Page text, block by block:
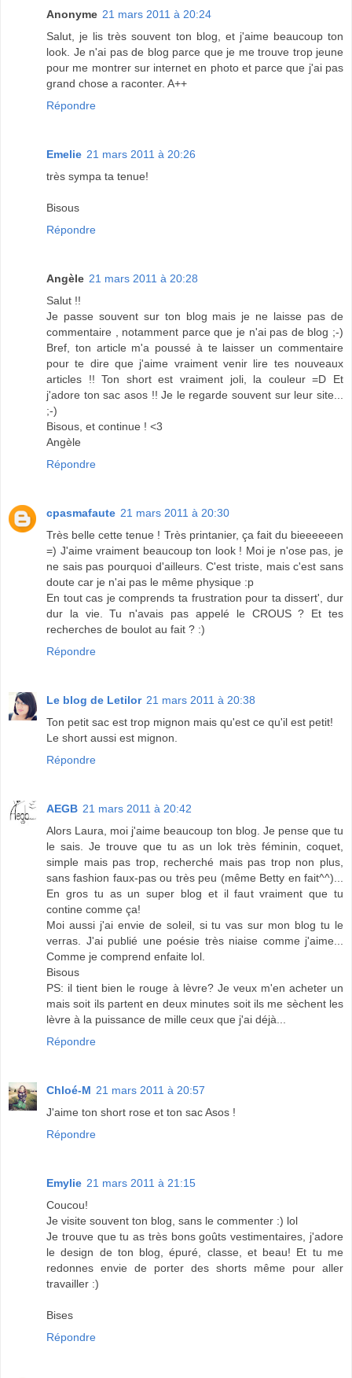
Anonyme 21 mars 2011 à 20:24
Salut, je lis très souvent ton blog, et j'aime beaucoup ton
look. Je n'ai pas de blog parce que je me trouve trop jeune
pour me montrer sur internet en photo et parce que j'ai pas
grand chose a raconter. A++
Répondre
Emelie 21 mars 2011 à 20:26
très sympa ta tenue!
Bisous
Répondre
Angèle 21 mars 2011 à 20:28
Salut !!
Je passe souvent sur ton blog mais je ne laisse pas de
commentaire , notamment parce que je n'ai pas de blog ;-)
Bref, ton article m'a poussé à te laisser un commentaire
pour te dire que j'aime vraiment venir lire tes nouveaux
articles !! Ton short est vraiment joli, la couleur =D Et
j'adore ton sac asos !! Je le regarde souvent sur leur site...
;-)
Bisous, et continue ! <3
Angèle
Répondre
cpasmafaute 21 mars 2011 à 20:30
Très belle cette tenue ! Très printanier, ça fait du bieeeeeen
=) J'aime vraiment beaucoup ton look ! Moi je n'ose pas, je
ne sais pas pourquoi d'ailleurs. C'est triste, mais c'est sans
doute car je n'ai pas le même physique :p
En tout cas je comprends ta frustration pour ta dissert', dur
dur la vie. Tu n'avais pas appelé le CROUS ? Et tes
recherches de boulot au fait ? :)
Répondre
Le blog de Letilor 21 mars 2011 à 20:38
Ton petit sac est trop mignon mais qu'est ce qu'il est petit!
Le short aussi est mignon.
Répondre
AEGB 21 mars 2011 à 20:42
Alors Laura, moi j'aime beaucoup ton blog. Je pense que tu
le sais. Je trouve que tu as un lok très féminin, coquet,
simple mais pas trop, recherché mais pas trop non plus,
sans fashion faux-pas ou très peu (même Betty en fait^^)...
En gros tu as un super blog et il faut vraiment que tu
contine comme ça!
Moi aussi j'ai envie de soleil, si tu vas sur mon blog tu le
verras. J'ai publié une poésie très niaise comme j'aime...
Comme je comprend enfaite lol.
Bisous
PS: il tient bien le rouge à lèvre? Je veux m'en acheter un
mais soit ils partent en deux minutes soit ils me sèchent les
lèvre à la puissance de mille ceux que j'ai déjà...
Répondre
Chloé-M 21 mars 2011 à 20:57
J'aime ton short rose et ton sac Asos !
Répondre
Emylie 21 mars 2011 à 21:15
Coucou!
Je visite souvent ton blog, sans le commenter :) lol
Je trouve que tu as très bons goûts vestimentaires, j'adore
le design de ton blog, épuré, classe, et beau! Et tu me
redonnes envie de porter des shorts même pour aller
travailler :)
Bises
Répondre